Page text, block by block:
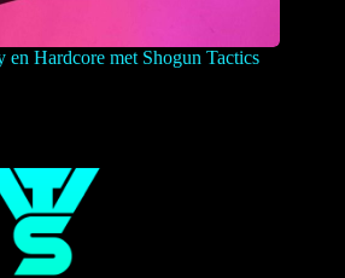
Hardcore met Shogun Tactics